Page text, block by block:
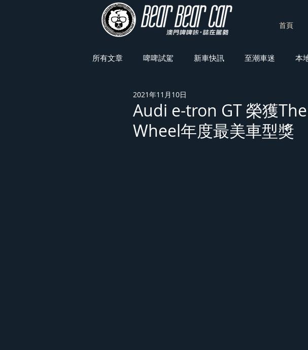
首頁
所有文章 啤啤試駕 新車快訊 至潮車迷 本
車展焦點
Audi e-tron GT 榮獲
Wheel年度最美車型獎
2021年11月10日